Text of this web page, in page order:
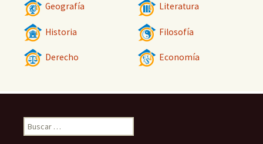
Geografía Literatura
Historia Filosofía
Derecho Economía
Buscar: